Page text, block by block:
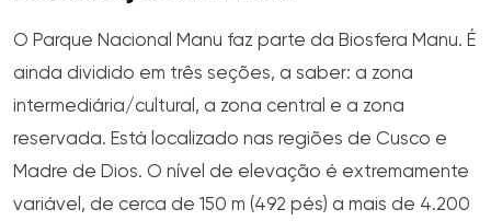
O Parque Nacional Manu faz parte da Biosfera Manu. É
ainda dividido em três seções, a saber: a zona
intermediária/cultural, a zona central e a zona
reservada. Está localizado nas regiões de Cusco e
Madre de Dios. O nível de elevação é extremamente
variável, de cerca de 150 m (492 pés) a mais de 4.200